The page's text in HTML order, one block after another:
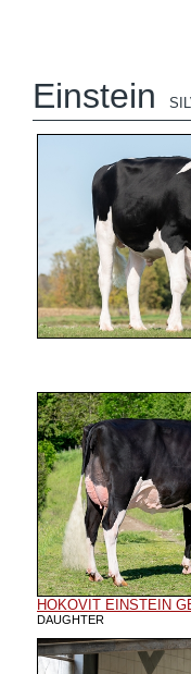
Einstein
HOKOVIT EINSTEIN
DAUGHTER